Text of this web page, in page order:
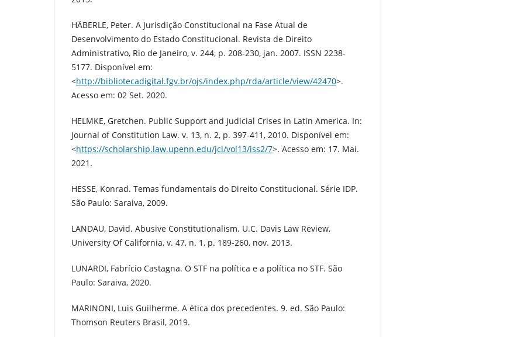
HÄBERLE, Peter. A Jurisdição Constitucional na Fase Atual de
Desenvolvimento do Estado Constitucional. Revista de Direito
Administrativo, Rio de Janeiro, v. 244, p. 208-230, jan. 2007. ISSN 2238-
5177. Disponível em:
<http://bibliotecadigital.fgv.br/ojs/index.php/rda/article/view/42470>.
Acesso em: 02 Set. 2020.
HELMKE, Gretchen. Public Support and Judicial Crises in Latin America. In:
Journal of Constitution Law. v. 13, n. 2, p. 397-411, 2010. Disponível em:
<https://scholarship.law.upenn.edu/jcl/vol13/iss2/7>. Acesso em: 17. Mai.
2021.
HESSE, Konrad. Temas fundamentais do Direito Constitucional. Série IDP.
São Paulo: Saraiva, 2009.
LANDAU, David. Abusive Constitutionalism. U.C. Davis Law Review,
University Of California, v. 47, n. 1, p. 189-260, nov. 2013.
LUNARDI, Fabrício Castagna. O STF na política e a política no STF. São
Paulo: Saraiva, 2020.
MARINONI, Luis Guilherme. A ética dos precedentes. 9. ed. São Paulo:
Thomson Reuters Brasil, 2019.